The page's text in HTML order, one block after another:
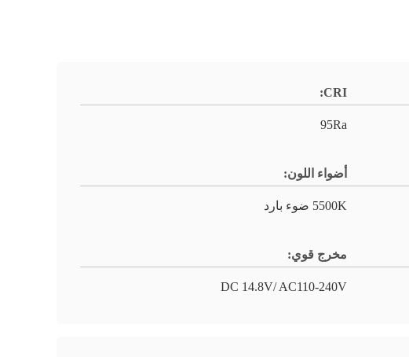
CRI:
95Ra
أضواء اللون:
5500K ضوء بارد
مخرج قوي:
DC 14.8V/ AC110-240V